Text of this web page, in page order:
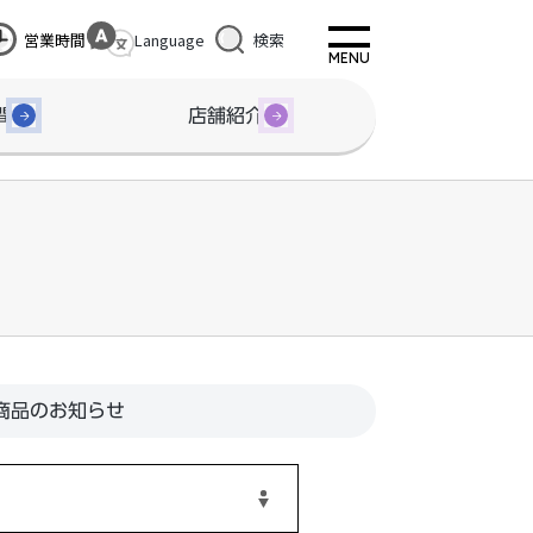
営業時間 Language 検索
店舗紹介
品のお知らせ